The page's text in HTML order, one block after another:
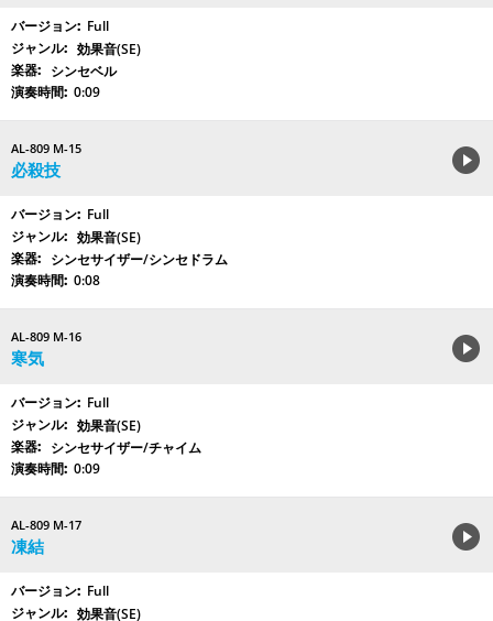
Full
効果音(SE)
シンセベル
0:09
AL-809 M-15
必殺技
Full
効果音(SE)
シンセサイザー/シンセドラム
0:08
AL-809 M-16
寒気
Full
効果音(SE)
シンセサイザー/チャイム
0:09
AL-809 M-17
凍結
Full
効果音(SE)